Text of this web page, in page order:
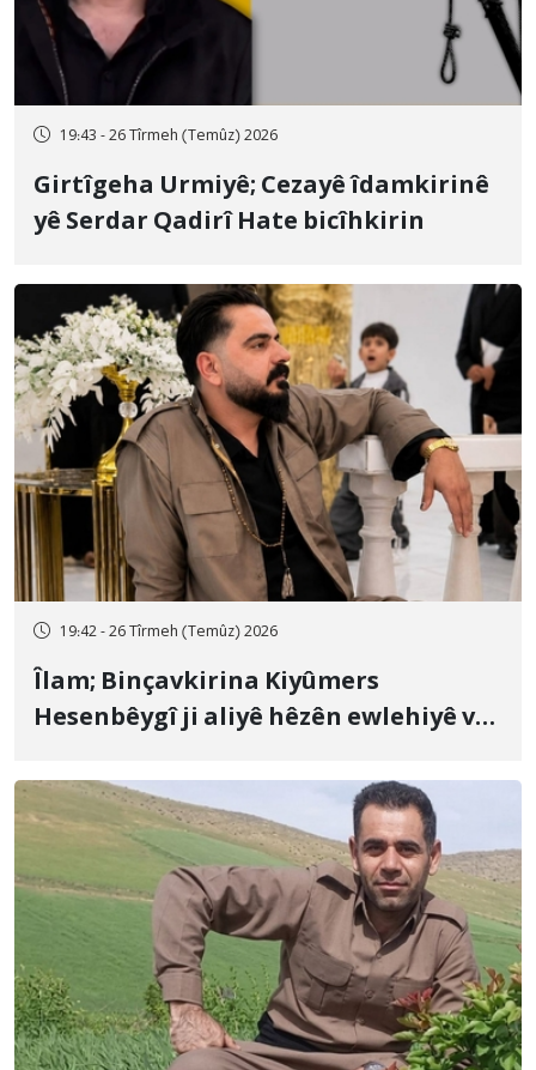
19:43 - 26 Tîrmeh (Temûz) 2026
Girtîgeha Urmiyê; Cezayê îdamkirinê
yê Serdar Qadirî Hate bicîhkirin
19:42 - 26 Tîrmeh (Temûz) 2026
Îlam; Binçavkirina Kiyûmers
Hesenbêygî ji aliyê hêzên ewlehiyê ve